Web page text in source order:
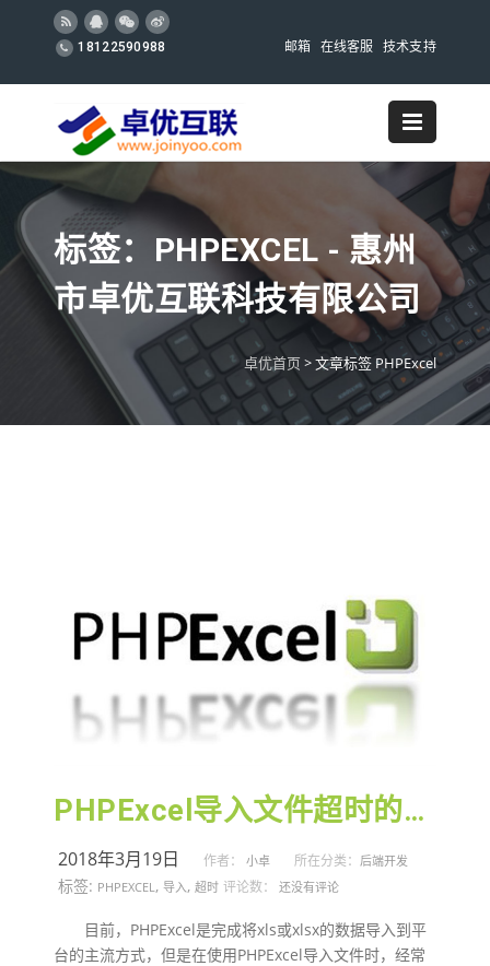
18122590988 邮箱 在线客服 技术支持
标签：PHPEXCEL - 惠州
市卓优互联科技有限公司
卓优首页 >文章标签 PHPExcel
PHPExcel导入文件超时的解决方法
2018年3月19日 作者： 小卓 所在分类： 后端开发
标签: PHPEXCEL , 导入 , 超时 评论数： 还没有评论
目前，PHPExcel是完成将xls或xlsx的数据导入到平
台的主流方式，但是在使用PHPExcel导入文件时，经常